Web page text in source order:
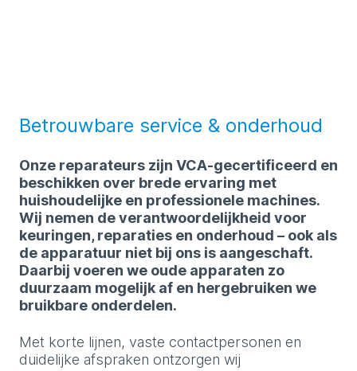
Betrouwbare service & onderhoud
Onze reparateurs zijn VCA-gecertificeerd en
beschikken over brede ervaring met
huishoudelijke en professionele machines.
Wij nemen de verantwoordelijkheid voor
keuringen, reparaties en onderhoud – ook als
de apparatuur niet bij ons is aangeschaft.
Daarbij voeren we oude apparaten zo
duurzaam mogelijk af en hergebruiken we
bruikbare onderdelen.
Met korte lijnen, vaste contactpersonen en
duidelijke afspraken ontzorgen wij